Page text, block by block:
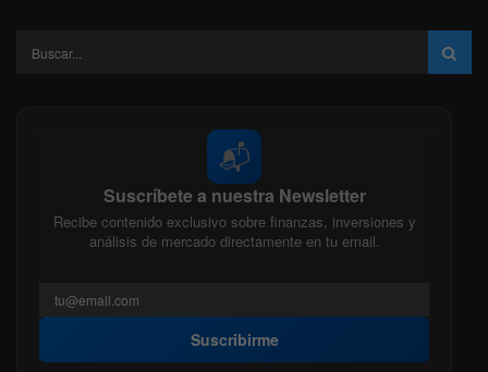
📬
Suscríbete a nuestra Newsletter
Recibe contenido exclusivo sobre finanzas, inversiones y
análisis de mercado directamente en tu email.
Suscribirme